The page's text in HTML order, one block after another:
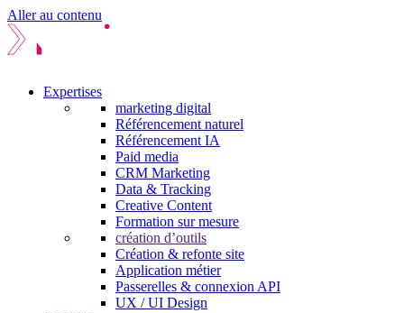
Aller au contenu
Expertises
marketing digital
Référencement naturel
Référencement IA
Paid media
CRM Marketing
Data & Tracking
Creative Content
Formation sur mesure
création d’outils
Création & refonte site
Application métier
Passerelles & connexion API
UX / UI Design